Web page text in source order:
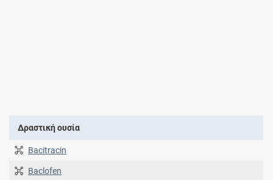
Δραστική ουσία
Bacitracin
Baclofen